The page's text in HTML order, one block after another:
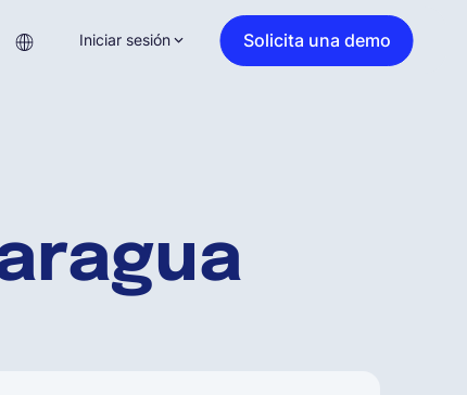
Iniciar sesión Solicita una demo